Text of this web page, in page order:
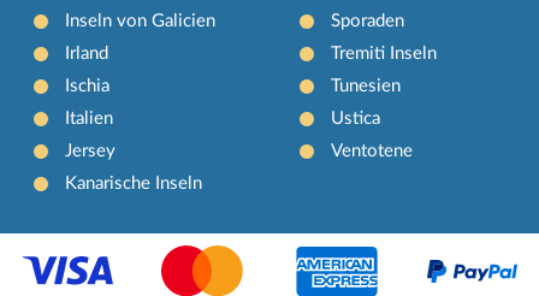
Inseln von Galicien
Irland
Ischia
Italien
Jersey
Kanarische Inseln
Sporaden
Tremiti Inseln
Tunesien
Ustica
Ventotene